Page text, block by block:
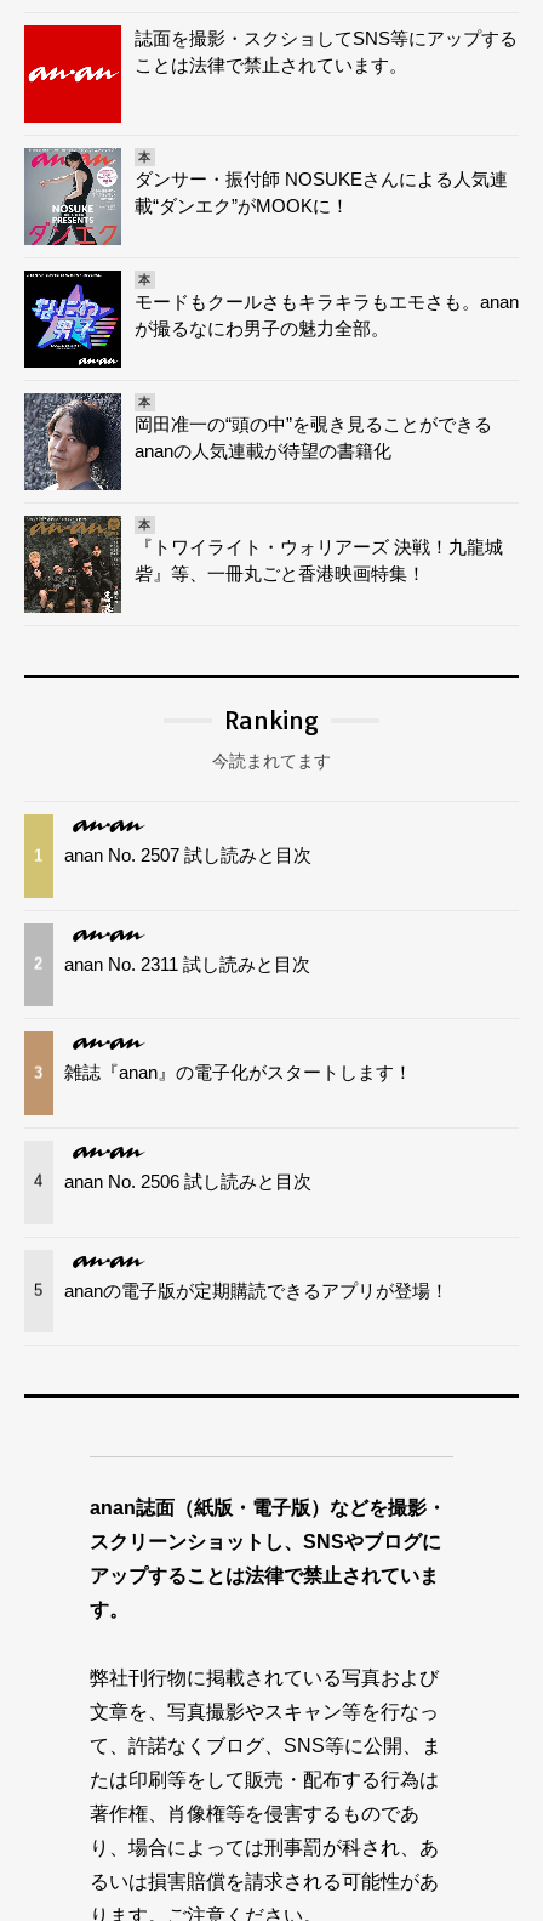
誌面を撮影・スクショしてSNS等にアップする
ことは法律で禁止されています。
本
ダンサー・振付師 NOSUKEさんによる人気連
載“ダンエク”がMOOKに！
本
モードもクールさもキラキラもエモさも。anan
が撮るなにわ男子の魅力全部。
本
岡田准一の“頭の中”を覗き見ることができる
ananの人気連載が待望の書籍化
本
『トワイライト・ウォリアーズ 決戦！九龍城
砦』等、一冊丸ごと香港映画特集！
Ranking
今読まれてます
1 anan No. 2507 試し読みと目次
2 anan No. 2311 試し読みと目次
3 雑誌『anan』の電子化がスタートします！
4 anan No. 2506 試し読みと目次
5 ananの電子版が定期購読できるアプリが登場！
anan誌面（紙版・電子版）などを撮影・
スクリーンショットし、SNSやブログに
アップすることは法律で禁止されていま
す。
弊社刊行物に掲載されている写真および
文章を、写真撮影やスキャン等を行なっ
て、許諾なくブログ、SNS等に公開、ま
たは印刷等をして販売・配布する行為は
著作権、肖像権等を侵害するものであ
り、場合によっては刑事罰が科され、あ
るいは損害賠償を請求される可能性があ
ります。ご注意ください。